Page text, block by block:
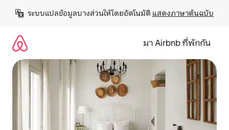
เนื้อหา
ระบบแปลข้อมูลบางส่วนให้โดยอัตโนมัติ แสดงภาษาต้นฉบับ
มา Airbnb ที่พักกัน